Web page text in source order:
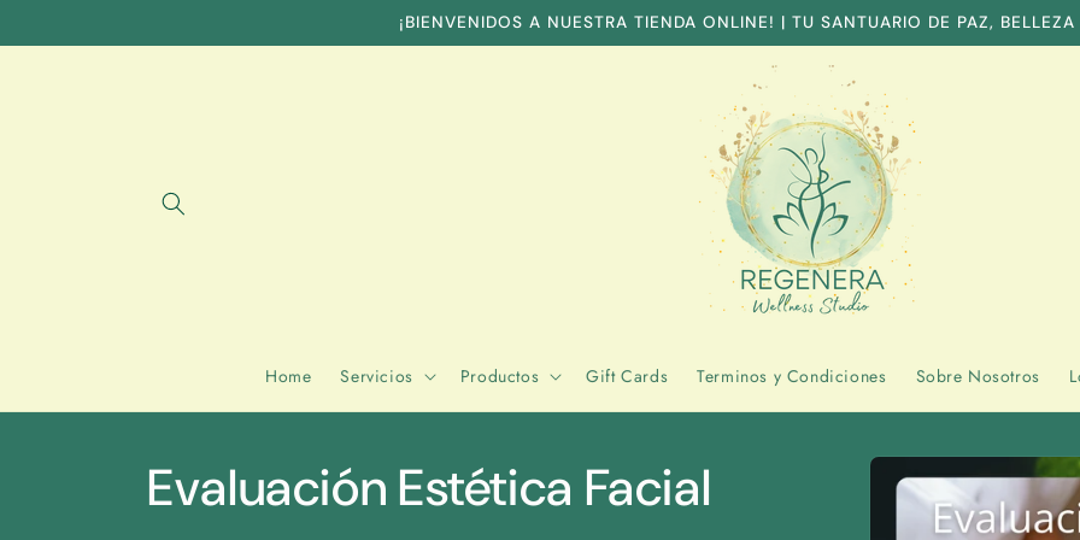
¡BIENVENIDOS A NUESTRA TIENDA ONLINE! | TU SANTUARIO DE PAZ, BELLEZA
Home Servicios Productos Gift Cards Terminos y Condiciones Sobre Nosotros
Skip to
product
information
Evaluación Estética Facial